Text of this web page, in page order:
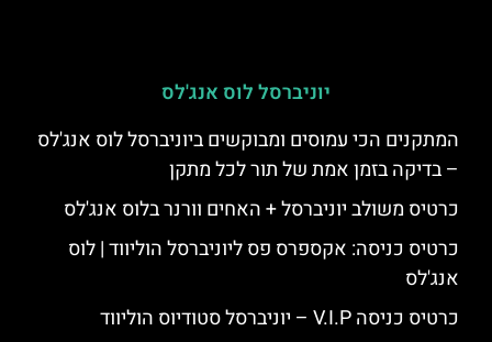
יוניברסל לוס אנג'לס
המתקנים הכי עמוסים ומבוקשים ביוניברסל לוס אנג'לס
– בדיקה בזמן אמת של תור לכל מתקן
כרטיס משולב יוניברסל + האחים וורנר בלוס אנג'לס
כרטיס כניסה: אקספרס פס ליוניברסל הוליווד | לוס
אנג'לס
כרטיס כניסה V.I.P – יוניברסל סטודיוס הוליווד